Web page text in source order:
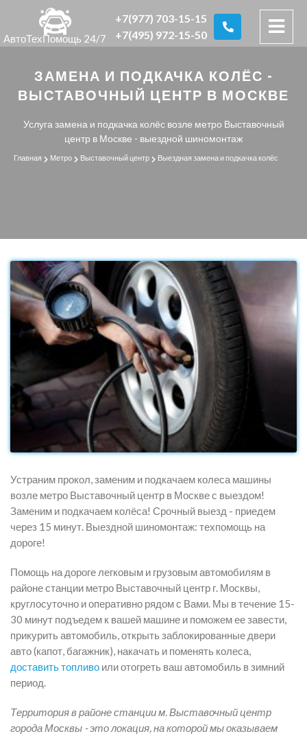
АвтоТехПомощь 24/7
+7(977) 703-15-15
+7(495) 972-15-50
ЗАМЕНА И ПОДКАЧКА КОЛЁС -
ВЫСТАВОЧНЫЙ ЦЕНТР В МОСКВЕ
Услуга замена и подкачка колёс возле метро Выставочный
центр в Москве - выездной шиномонтаж
Главная Метро Выставочный центр Выездная замена и подкачка колёс
Устраним прокол, заменим и подкачаем колеса машины
возле метро Выставочный центр в Москве с выездом!
Заменим и подкачаем колёса! Срочный выезд - приедем
через 15 минут. Выездной шиномонтаж: техпомощь на
дороге!
Помощь на дороге легковым и грузовым автомобилям в
районе станции метро Выставочный центр г. Москвы,
круглосуточно и оперативно рядом с Вами. Мы в течение 15-
30 минут подъедем к вашей машине и поможем ее завести,
прикурить автомобиль, открыть заблокированные двери
авто (капот, багажник), накачать и поменять колеса,
доставить топливо или отогреть ваш автомобиль в зимний
период.
Территория в районе станции м. Выставочный центр
города Москвы - это локация, на которой мы оказываем